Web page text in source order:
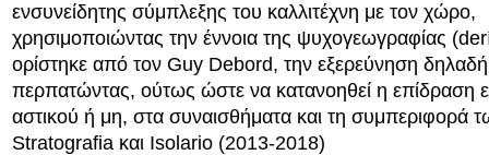
ενσυνείδητης σύμπλεξης του καλλιτέχνη με τον χώρο,
χρησιμοποιώντας την έννοια της ψυχογεωγραφίας
ορίστηκε από τον Guy Debord, την εξερεύνηση
περπατώντας, ούτως ώστε να κατανοηθεί η επίδραση
αστικού ή μη, στα συναισθήματα και τη
Stratografia και Isolario (2013-2018)